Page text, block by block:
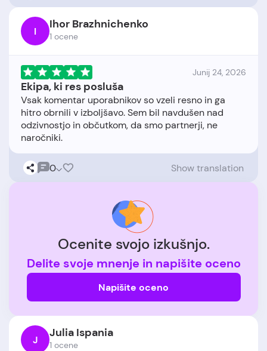
I Ihor Brazhnichenko
1 ocene
Junij 24, 2026
Ekipa, ki res posluša
Vsak komentar uporabnikov so vzeli resno in ga
hitro obrnili v izboljšavo. Sem bil navdušen nad
odzivnostjo in občutkom, da smo partnerji, ne
0 Show translation
Ocenite svojo izkušnjo.
Delite svoje mnenje in napišite oceno
Napišite oceno
J Julia Ispania
1 ocene